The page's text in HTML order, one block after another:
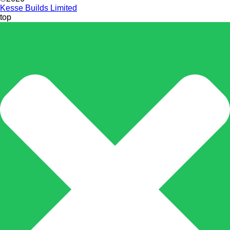
Kesse Builds Limited
top